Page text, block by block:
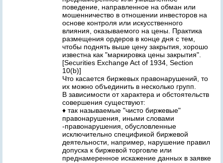
поведение, направленное на обман или
мошенничество в отношении инвесторов на
основе контроля или искусственного
влияния, оказываемого на цены. Практика
размещения ордеров в конце дня с тем,
чтобы поднять выше цену закрытия, хорошо
известна как "маркировка цены закрытия".
[Securities Exchange Act of 1934, Section
10(b)]
Что касается биржевых правонарушений, то
их можно объединить в несколько групп.
В зависимости от характера и обстоятельств
совершения существуют:
♦ так называемые "чисто биржевые"
правонарушения, иными словами
-правонарушения, обусловленные
исключительно спецификой биржевой
деятельности, например, нарушение правил
допуска к биржевой торговле или
преднамеренное искажение данных в заявке